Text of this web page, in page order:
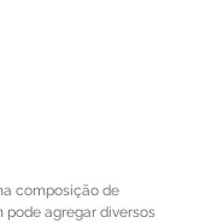
composição de
pode agregar diversos